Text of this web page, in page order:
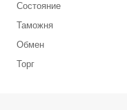
Состояние
Таможня
Обмен
Торг